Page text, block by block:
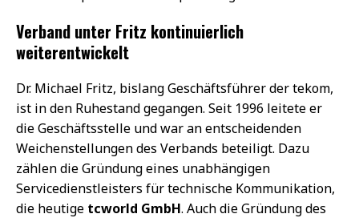
Verband unter Fritz kontinuierlich
weiterentwickelt
Dr. Michael Fritz, bislang Geschäftsführer der tekom,
ist in den Ruhestand gegangen. Seit 1996 leitete er
die Geschäftsstelle und war an entscheidenden
Weichenstellungen des Verbands beteiligt. Dazu
zählen die Gründung eines unabhängigen
Servicedienstleisters für technische Kommunikation,
die heutige tcworld GmbH. Auch die Gründung des